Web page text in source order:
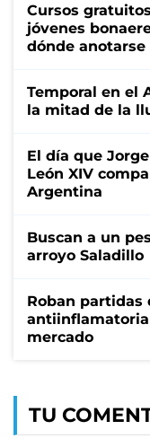
Cursos
jóvenes
dónde anotarse
Temporal en el
la mitad de la
El día que
León XIV
Argentina
Buscan a un
arroyo Saladillo
Roban partidas
mercado
TU